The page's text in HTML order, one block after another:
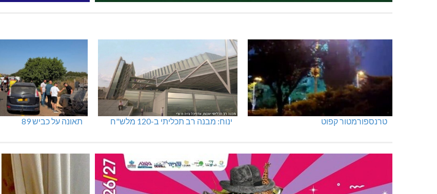
טרנספורמטור קפוט ינוח: מבנה רב תכליתי ב-120 מלש"ח תאונה על כביש 89